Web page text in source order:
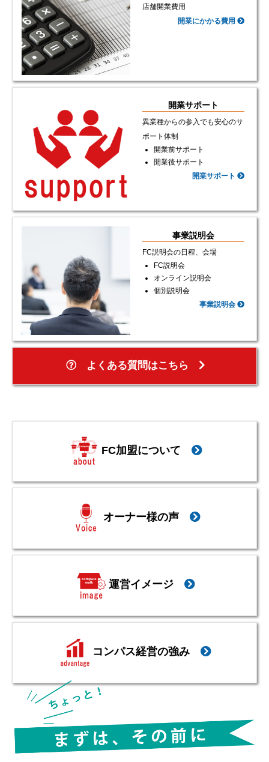
店舗開業費用
開業にかかる費用
開業サポート
異業種からの参入でも安心のサ
ポート体制
開業前サポート
開業後サポート
開業サポート
事業説明会
FC説明会の日程、会場
FC説明会
オンライン説明会
個別説明会
事業説明会
よくある質問はこちら
FC加盟について
オーナー様の声
運営イメージ
コンパス経営の強み